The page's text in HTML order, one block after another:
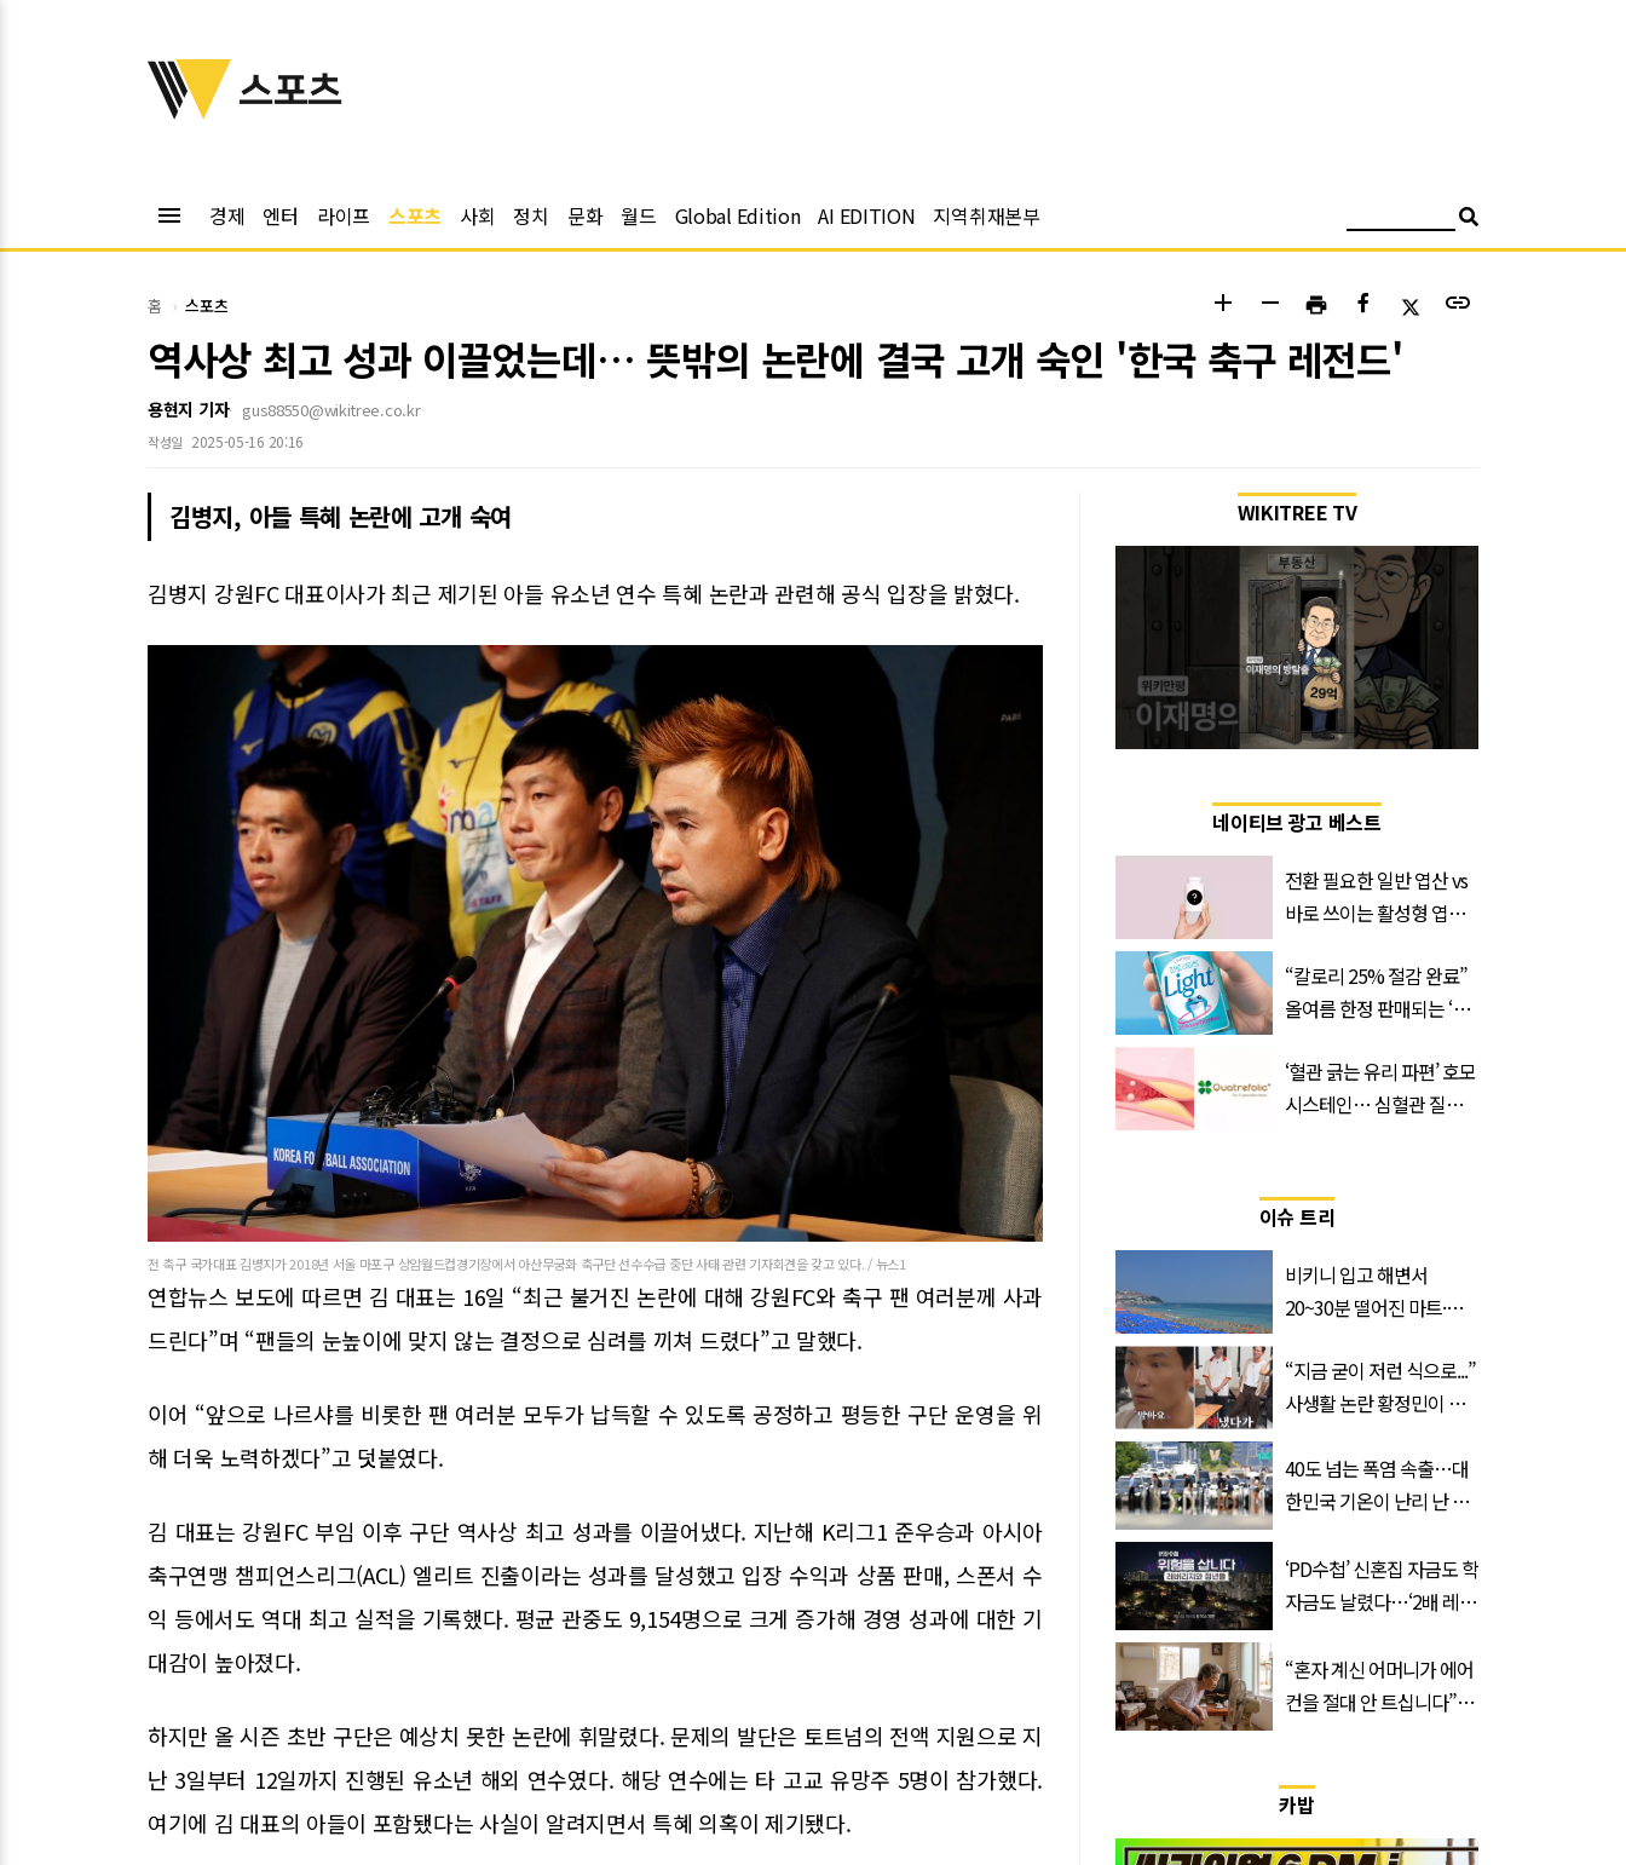
위키트리
스포츠
menu 경제 엔터 라이프 스포츠 사회 정치 문화 월드 Global Edition AI EDITION 지역취재본부
홈 스포츠 add remove print link
역사상 최고 성과 이끌었는데… 뜻밖의 논란에 결국 고개 숙인 '한국 축구 레전드'
용현지 기자 gus88550@wikitree.co.kr
작성일 2025-05-16 20:16
김병지, 아들 특혜 논란에 고개 숙여
김병지 강원FC 대표이사가 최근 제기된 아들 유소년 연수 특혜 논란과 관련해 공식 입장을 밝혔다.
전 축구 국가대표 김병지가 2018년 서울 마포구 상암월드컵경기장에서 아산무궁화 축구단 선수수급 중단 사태 관련 기자회견을 갖고 있다. / 뉴스1
연합뉴스 보도에 따르면 김 대표는 16일 “최근 불거진 논란에 대해 강원FC와 축구 팬 여러분께 사과
드린다”며 “팬들의 눈높이에 맞지 않는 결정으로 심려를 끼쳐 드렸다”고 말했다.
이어 “앞으로 나르샤를 비롯한 팬 여러분 모두가 납득할 수 있도록 공정하고 평등한 구단 운영을 위
해 더욱 노력하겠다”고 덧붙였다.
김 대표는 강원FC 부임 이후 구단 역사상 최고 성과를 이끌어냈다. 지난해 K리그1 준우승과 아시아
축구연맹 챔피언스리그(ACL) 엘리트 진출이라는 성과를 달성했고 입장 수익과 상품 판매, 스폰서 수
익 등에서도 역대 최고 실적을 기록했다. 평균 관중도 9,154명으로 크게 증가해 경영 성과에 대한 기
대감이 높아졌다.
하지만 올 시즌 초반 구단은 예상치 못한 논란에 휘말렸다. 문제의 발단은 토트넘의 전액 지원으로 지
난 3일부터 12일까지 진행된 유소년 해외 연수였다. 해당 연수에는 타 고교 유망주 5명이 참가했다.
여기에 김 대표의 아들이 포함됐다는 사실이 알려지면서 특혜 의혹이 제기됐다.
WIKITREE TV
네이티브 광고 베스트
전환 필요한 일반 엽산 vs
바로 쓰이는 활성형 엽
‘Quatrefolic®’ 주목
“칼로리 25% 절감 완료”
올여름 한정 판매되는 ‘최
‘혈관 긁는 유리 파편’ 호모
시스테인… 심혈관 질환
이슈 트리
비키니 입고 해변서
20~30분 떨어진 마트·주
속출, 반응 폭발
“지금 굳이 저런 식으로...”
사생활 논란 황정민이 곧
40도 넘는 폭염 속출…대
한민국 기온이 난리 난 이
능
‘PD수첩’ 신혼집 자금도 학
자금도 날렸다…‘2배 레버
“혼자 계신 어머니가 에어
컨을 절대 안 트십니다”…
카밥